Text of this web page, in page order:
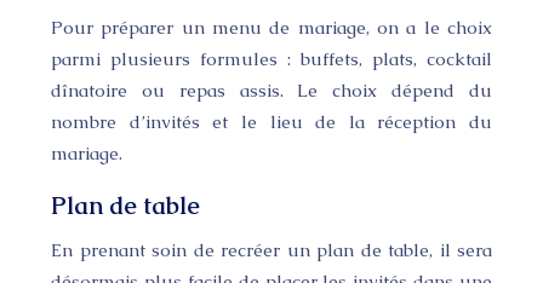
Pour préparer un menu de mariage, on a le choix
parmi plusieurs formules : buffets, plats, cocktail
dînatoire ou repas assis. Le choix dépend du
nombre d’invités et le lieu de la réception du
mariage.
Plan de table
En prenant soin de recréer un plan de table, il sera